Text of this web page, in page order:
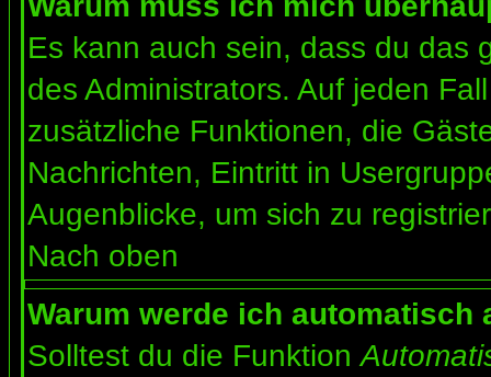
Es kann auch sein, dass du das
des Administrators. Auf jeden
zusätzliche Funktionen, die
Nachrichten, Eintritt in
Augenblicke, um sich zu
Nach oben
Warum werde ich automatisch
Solltest du die Funktion